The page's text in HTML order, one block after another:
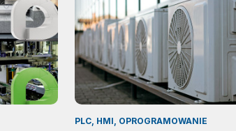
PLC, HMI, OPROGRAMOWANIE